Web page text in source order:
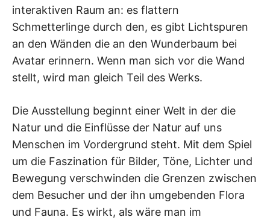
interaktiven Raum an: es flattern
Schmetterlinge durch den, es gibt Lichtspuren
an den Wänden die an den Wunderbaum bei
Avatar erinnern. Wenn man sich vor die Wand
stellt, wird man gleich Teil des Werks.
Die Ausstellung beginnt einer Welt in der die
Natur und die Einflüsse der Natur auf uns
Menschen im Vordergrund steht. Mit dem Spiel
um die Faszination für Bilder, Töne, Lichter und
Bewegung verschwinden die Grenzen zwischen
dem Besucher und der ihn umgebenden Flora
und Fauna. Es wirkt, als wäre man im